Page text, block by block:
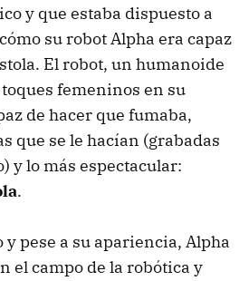
y que estaba dispuesto a
su robot Alpha era capaz
El robot, un humanoide
femeninos en su
de hacer que fumaba,
que se le hacían (grabadas
y lo más espectacular:
.
pese a su apariencia, Alpha
el campo de la robótica y